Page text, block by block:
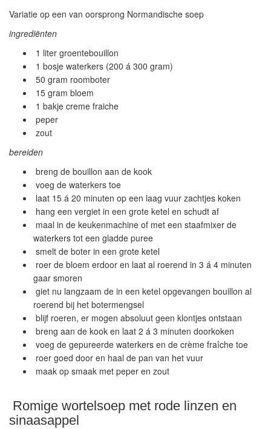
Variatie op een van oorsprong Normandische soep
ingrediënten
1 liter groentebouillon
1 bosje waterkers (200 á 300 gram)
50 gram roomboter
15 gram bloem
1 bakje creme fraiche
peper
zout
bereiden
breng de bouillon aan de kook
voeg de waterkers toe
laat 15 á 20 minuten op een laag vuur zachtjes koken
hang een vergiet in een grote ketel en schudt af
maal in de keukenmachine of met een staafmixer de
waterkers tot een gladde puree
smelt de boter in een grote ketel
roer de bloem erdoor en laat al roerend in 3 á 4 minuten
gaar smoren
giet nu langzaam de in een ketel opgevangen bouillon al
roerend bij het botermengsel
blijf roeren, er mogen absoluut geen klontjes ontstaan
breng aan de kook en laat 2 á 3 minuten doorkoken
voeg de gepureerde waterkers en de crème fraîche toe
roer goed door en haal de pan van het vuur
maak op smaak met peper en zout
Romige wortelsoep met rode linzen en
sinaasappel